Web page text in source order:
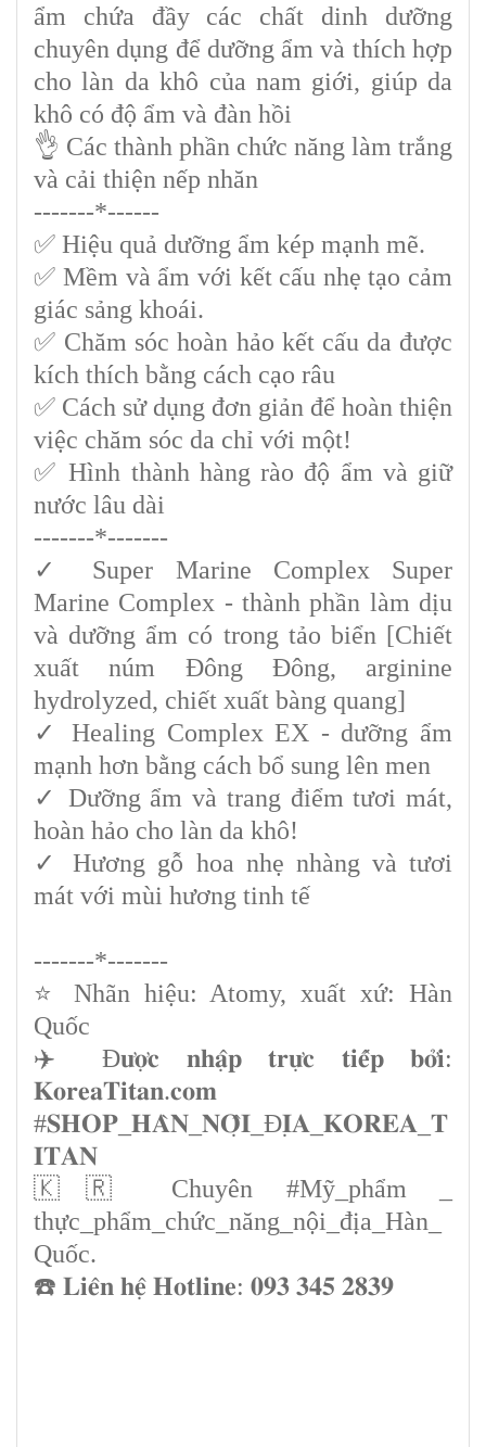
ẩm chứa đầy các chất dinh dưỡng
chuyên dụng để dưỡng ẩm và thích hợp
cho làn da khô của nam giới, giúp da
khô có độ ẩm và đàn hồi
👌 Các thành phần chức năng làm trắng
và cải thiện nếp nhăn
-------*------
✅ Hiệu quả dưỡng ẩm kép mạnh mẽ.
✅ Mềm và ẩm với kết cấu nhẹ tạo cảm
giác sảng khoái.
✅ Chăm sóc hoàn hảo kết cấu da được
kích thích bằng cách cạo râu
✅ Cách sử dụng đơn giản để hoàn thiện
việc chăm sóc da chỉ với một!
✅ Hình thành hàng rào độ ẩm và giữ
nước lâu dài
-------*-------
✓ Super Marine Complex Super
Marine Complex - thành phần làm dịu
và dưỡng ẩm có trong tảo biển [Chiết
xuất núm Đông Đông, arginine
hydrolyzed, chiết xuất bàng quang]
✓ Healing Complex EX - dưỡng ẩm
mạnh hơn bằng cách bổ sung lên men
✓ Dưỡng ẩm và trang điểm tươi mát,
hoàn hảo cho làn da khô!
✓ Hương gỗ hoa nhẹ nhàng và tươi
mát với mùi hương tinh tế
-------*-------
⭐️ Nhãn hiệu: Atomy, xuất xứ: Hàn
Quốc
✈️ Đ𝐮̛𝐨̛̣𝐜 𝐧𝐡𝐚̣̂𝐩 𝐭𝐫𝐮̛̣𝐜 𝐭𝐢𝐞̂́𝐩 𝐛𝐨̛̉𝐢:
𝐊𝐨𝐫𝐞𝐚𝐓𝐢𝐭𝐚𝐧.𝐜𝐨𝐦
#𝐒𝐇𝐎𝐏_𝐇𝐀̀𝐍_𝐍𝐎̣̂𝐈_Đ𝐈̣𝐀_𝐊𝐎𝐑𝐄𝐀_𝐓
𝐈𝐓𝐀𝐍
🇰🇷 Chuyên #Mỹ_phẩm _
thực_phẩm_chức_năng_nội_địa_Hàn_
Quốc.
☎️ 𝐋𝐢𝐞̂𝐧 𝐡𝐞̣̂ 𝐇𝐨𝐭𝐥𝐢𝐧𝐞: 𝟎𝟗𝟑 𝟑𝟒𝟓 𝟐𝟖𝟑𝟗